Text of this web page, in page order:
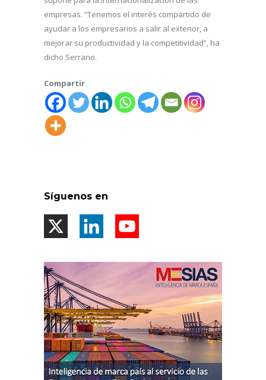
empresas. “Tenemos el interés compartido de
ayudar a los empresarios a salir al exterior, a
mejorar su productividad y la competitividad”, ha
dicho Serrano.
Compartir
Síguenos en